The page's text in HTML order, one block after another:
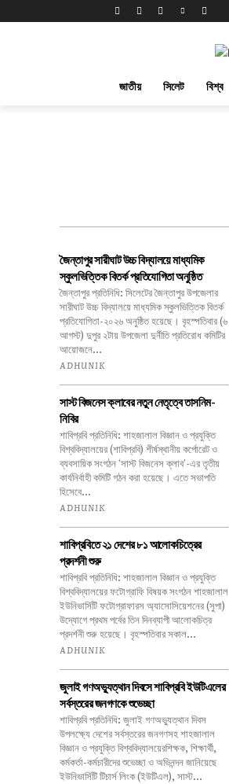
জাতীয় সিলেট বিশ্ব
জৈন্তাপুর সারীঘাট উচ্চ বিদ্যালয়ে মাধ্যমিক
স্কুলভিত্তিক বিতর্ক প্রতিযোগিতা অনুষ্ঠিত
জৈন্তাপুর প্রতিনিধি: সিলেটের জৈন্তাপুর উপজেলার
সারীঘাট উচ্চ বিদ্যালয়ে মাধ্যমিক স্কুলভিত্তিক বিতর্ক
প্রতিযোগিতা-২০২৬ অনুষ্ঠিত হয়েছে। বৃহস্পতিবার (৬
আগস্ট) দুপুর ২টায় উপজেলা দুর্নীতি প্রতিরোধ কমিটির
আয়োজনে...
ADHUNIK
সাস্ট বিজনেস ক্লাবের নতুন নেতৃত্বে তাসনিম-
নিবির
শাবিপ্রবি প্রতিনিধি: শাহজালাল বিজ্ঞান ও প্রযুক্তি
বিশ্ববিদ্যালয়ের (শাবিপ্রবি) শীর্ষস্থানীয় কর্পোরেট ও
ব্যবসায়িক সংগঠন ‘সাস্ট বিজনেস ক্লাব’-এর তৃতীয়
কার্যনির্বাহী কমিটি গঠন করা হয়েছে। এতে সভাপতি
হিসেবে...
ADHUNIK
শাবিপ্রবিতে ২১ দেশের ৮১ আলোকচিত্রের
প্রদর্শনী শুরু
শাবিপ্রবি প্রতিনিধি: শাহজালাল বিজ্ঞান ও প্রযুক্তি
বিশ্ববিদ্যালয়ের ফটোগ্রাফি বিষয়ক সংগঠন শাহজালাল
ইউনিভার্সিটি ফটোগ্রাফারস অ্যাসোসিয়েশনের (সুপা)
উদ্যোগে প্রথম পর্বের তিন দিনব্যাপী আলোকচিত্র
প্রদর্শনী শুরু হয়েছে। বৃহস্পতিবার সকাল...
ADHUNIK
জুলাই গণঅভ্যুত্থান দিবসে শাবিপ্রবি ইউটিএলের
সর্বস্তরের জনগণকে শুভেচ্ছা
শাবিপ্রবি প্রতিনিধি: জুলাই গণঅভ্যুত্থান দিবস
উপলক্ষ্যে দেশের সর্বস্তরের জনগণসহ শাহজালাল
বিজ্ঞান ও প্রযুক্তি বিশ্ববিদ্যালয়েরশিক্ষক, শিক্ষার্থী,
কর্মকর্তা-কর্মচারীদের শুভেচ্ছা ও অভিনন্দন জানিয়েছে
ইউনিভার্সিটি টিচার্স লিংক (ইউটিএল), সাস্ট...